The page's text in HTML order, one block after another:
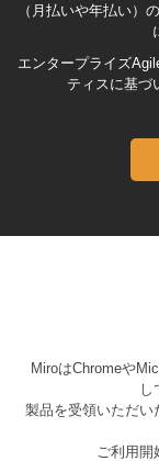
（月払いや年払い）の
エンタープライズ
ティスに基づ
MiroはChromeや
し
製品を受領いただい
ご利用開